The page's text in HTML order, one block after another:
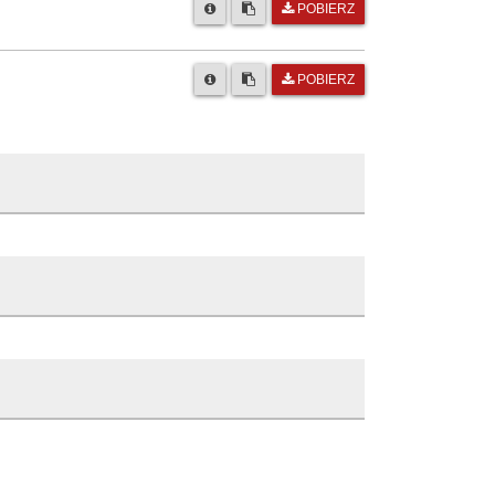
POBIERZ
POBIERZ
Edycja artykułu